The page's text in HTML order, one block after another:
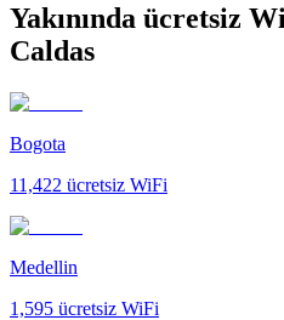
Yakınında ücretsiz
Caldas
Bogota
11,422 ücretsiz WiFi
Medellin
1,595 ücretsiz WiFi